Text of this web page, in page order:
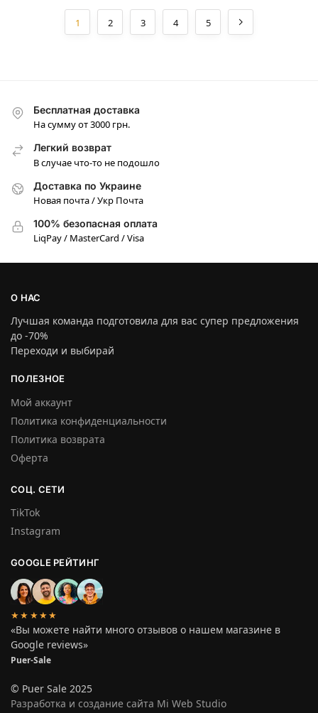
1 2 3 4 5
Бесплатная доставка
На сумму от 3000 грн.
Легкий возврат
В случае что-то не подошло
Доставка по Украине
Новая почта / Укр Почта
100% безопасная оплата
LiqPay / MasterCard / Visa
О НАС
Лучшая команда подготовила для вас супер предложения
до -70%
Переходи и выбирай
ПОЛЕЗНОЕ
Мой аккаунт
Политика конфиденциальности
Политика возврата
Оферта
СОЦ. СЕТИ
TikTok
Instagram
GOOGLE РЕЙТИНГ
★★★★★
«Вы можете найти много отзывов о нашем магазине в
Google reviews»
Puer-Sale
© Puer Sale 2025
Разработка и создание сайта Mi Web Studio